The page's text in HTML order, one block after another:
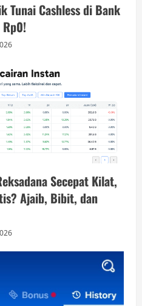
Tunai Cashless di Bank
Secepat Kilat,
Ajaib, Bibit, dan